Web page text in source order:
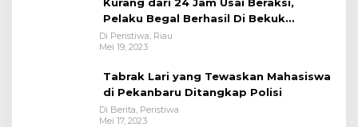
Pelaku Begal Berhasil Di Bekuk
Satreskrim Polres Kuansing
Di Peristiwa, Riau
Mei 19, 2023
Tabrak Lari yang Tewaskan Mahasiswa
di Pekanbaru Ditangkap Polisi
Di Berita, Peristiwa
Mei 17, 2023